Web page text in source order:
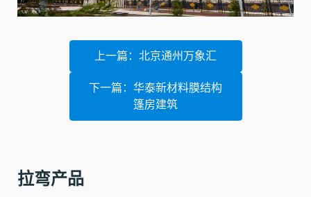
上一篇：北京通州万象汇
下一篇：华泰新材料膜结构
篷房建筑
拉弯产品